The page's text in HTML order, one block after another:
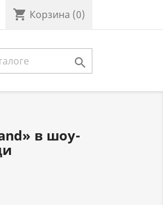
shopping_cart Корзина (0)

в шоу-